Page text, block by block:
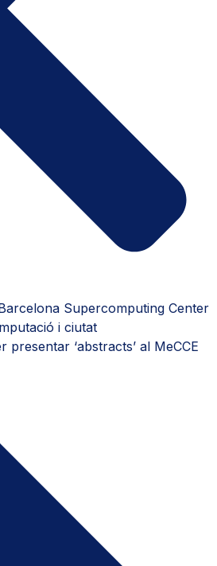
Supercomputing Center
i ciutat
presentar ‘abstracts’ al MeCCE